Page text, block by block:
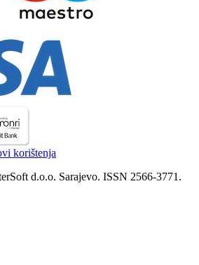
korištenja
d.o.o. Sarajevo. ISSN 2566-3771.